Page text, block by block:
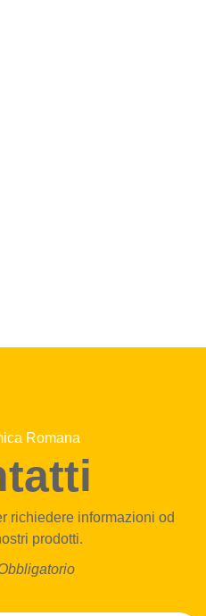
Romana
richiedere informazioni od
prodotti.